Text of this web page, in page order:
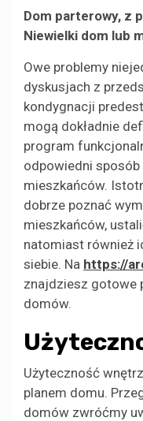
Dom parterowy, z
Niewielki dom lub
Owe problemy
dyskusjach z
kondygnacji
mogą dokładnie
program
odpowiedni
mieszkańców.
dobrze poznać
mieszkańców,
natomiast również
siebie. Na https://
znajdziesz gotowe
domów.
Użyteczność
planem domu.
domów zwróćmy